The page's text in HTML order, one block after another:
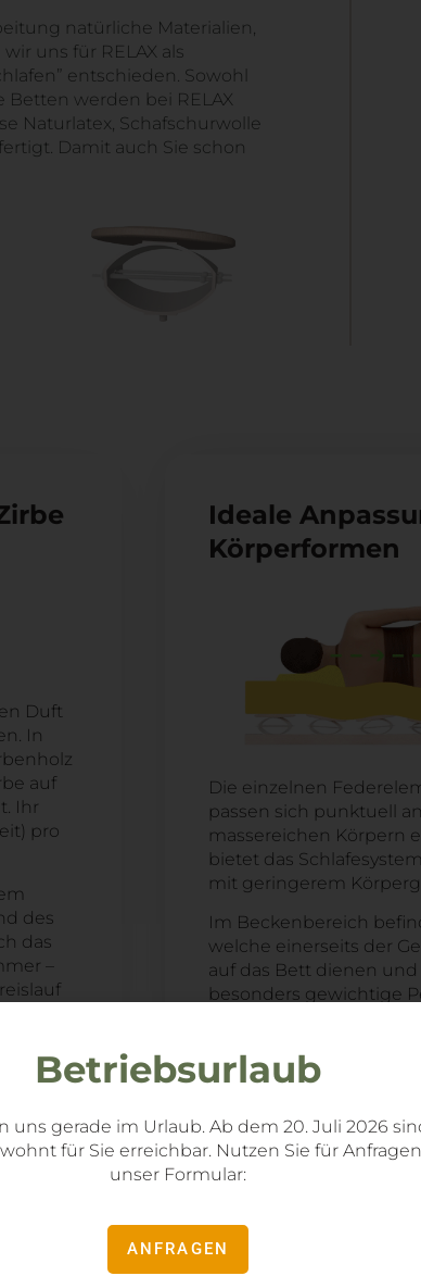
natürliche Materialien,
uns für RELAX als
entschieden. Sowohl
Betten werden bei RELAX
Naturlatex, Schafschurwolle
Damit auch Sie schon
Duft
In
auf
Ihr
pro
des
das
–
in
Ideale
Körperformen
Die einzelnen
passen sich punktuell
massereichen Körpern
bietet das
mit geringerem
Im Beckenbereich
welche einerseits der
auf das Bett dienen
besonders gewichtige
der neun Querzonen
bestückt. Mit den
Festigkeitsgrade
mit zwei Noppen
Einstellungen von
Betriebsurlaub
uns gerade im Urlaub. Ab dem 20. Juli 2026
für Sie erreichbar. Nutzen Sie für
unser Formular:
ANFRAGEN